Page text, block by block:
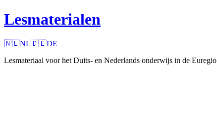
Lesmaterialen
🇳🇱NL🇩🇪DE
Lesmateriaal voor het Duits- en Nederlands onderwijs in de Euregio